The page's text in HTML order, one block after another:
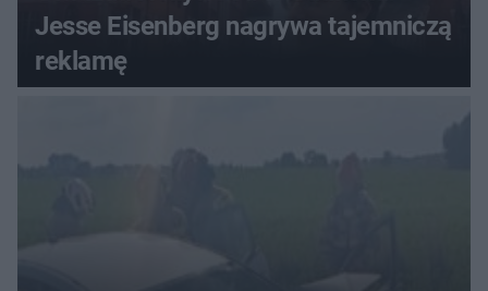
Jesse Eisenberg nagrywa tajemniczą
reklamę